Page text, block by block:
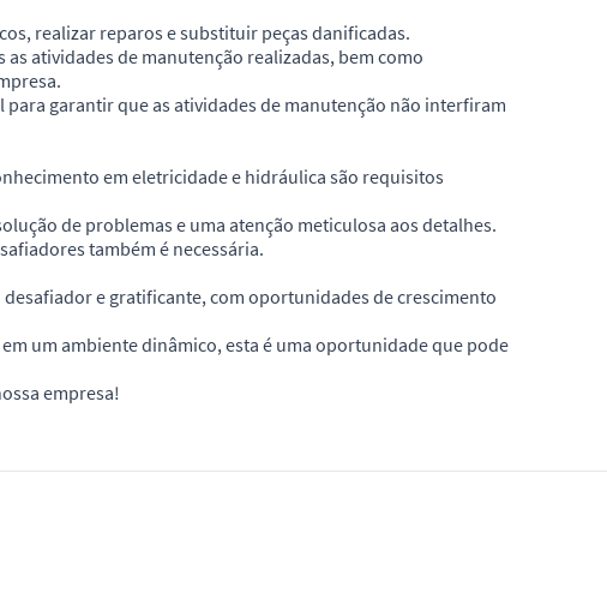
realizar reparos e substituir peças danificadas.
atividades de manutenção realizadas, bem como
garantir que as atividades de manutenção não interfiram
em eletricidade e hidráulica são requisitos
de problemas e uma atenção meticulosa aos detalhes.
também é necessária.
desafiador e gratificante, com oportunidades de crescimento
um ambiente dinâmico, esta é uma oportunidade que pode
empresa!